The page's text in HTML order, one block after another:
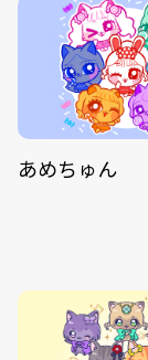
あめちゅん